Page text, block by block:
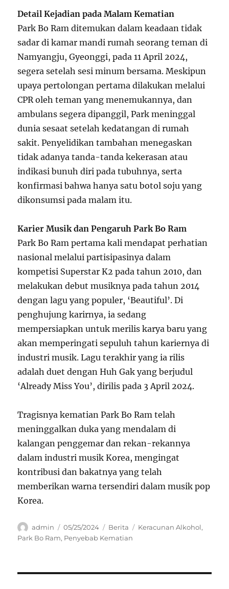
Detail Kejadian pada Malam Kematian
Park Bo Ram ditemukan dalam keadaan tidak
sadar di kamar mandi rumah seorang teman di
Namyangju, Gyeonggi, pada 11 April 2024,
segera setelah sesi minum bersama. Meskipun
upaya pertolongan pertama dilakukan melalui
CPR oleh teman yang menemukannya, dan
ambulans segera dipanggil, Park meninggal
dunia sesaat setelah kedatangan di rumah
sakit. Penyelidikan tambahan menegaskan
tidak adanya tanda-tanda kekerasan atau
indikasi bunuh diri pada tubuhnya, serta
konfirmasi bahwa hanya satu botol soju yang
dikonsumsi pada malam itu.
Karier Musik dan Pengaruh Park Bo Ram
Park Bo Ram pertama kali mendapat perhatian
nasional melalui partisipasinya dalam
kompetisi Superstar K2 pada tahun 2010, dan
melakukan debut musiknya pada tahun 2014
dengan lagu yang populer, ‘Beautiful’. Di
penghujung karirnya, ia sedang
mempersiapkan untuk merilis karya baru yang
akan memperingati sepuluh tahun kariernya di
industri musik. Lagu terakhir yang ia rilis
adalah duet dengan Huh Gak yang berjudul
‘Already Miss You’, dirilis pada 3 April 2024.
Tragisnya kematian Park Bo Ram telah
meninggalkan duka yang mendalam di
kalangan penggemar dan rekan-rekannya
dalam industri musik Korea, mengingat
kontribusi dan bakatnya yang telah
memberikan warna tersendiri dalam musik pop
Korea.
Author
admin
Posted
on
05/25/2024 Categories
Berita Tags
Keracunan Alkohol,
Park Bo Ram, Penyebab Kematian